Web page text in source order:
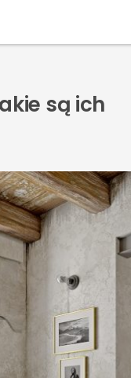
są ich